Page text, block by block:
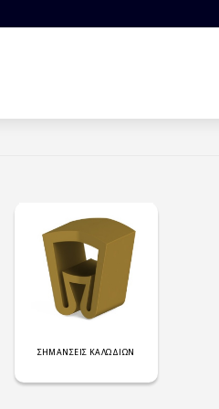
ΣΗΜΑΝΣΕΙΣ ΚΑΛΩΔΙΩΝ